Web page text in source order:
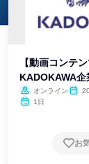
【動画コンテン
KADOKAWA
オンライン
1日
お